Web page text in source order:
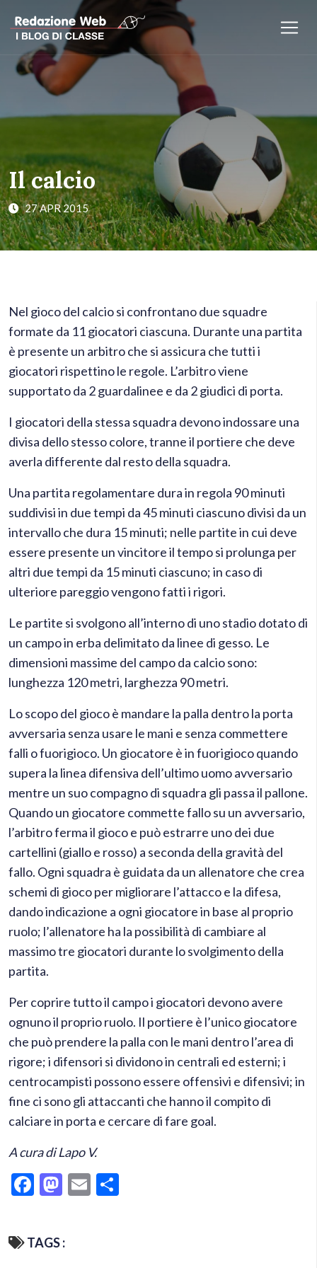
Il calcio
27 APR 2015
Nel gioco del calcio si confrontano due squadre
formate da 11 giocatori ciascuna. Durante una partita
è presente un arbitro che si assicura che tutti i
giocatori rispettino le regole. L’arbitro viene
supportato da 2 guardalinee e da 2 giudici di porta.
I giocatori della stessa squadra devono indossare una
divisa dello stesso colore, tranne il portiere che deve
averla differente dal resto della squadra.
Una partita regolamentare dura in regola 90 minuti
suddivisi in due tempi da 45 minuti ciascuno divisi da un
intervallo che dura 15 minuti; nelle partite in cui deve
essere presente un vincitore il tempo si prolunga per
altri due tempi da 15 minuti ciascuno; in caso di
ulteriore pareggio vengono fatti i rigori.
Le partite si svolgono all’interno di uno stadio dotato di
un campo in erba delimitato da linee di gesso. Le
dimensioni massime del campo da calcio sono:
lunghezza 120 metri, larghezza 90 metri.
Lo scopo del gioco è mandare la palla dentro la porta
avversaria senza usare le mani e senza commettere
falli o fuorigioco. Un giocatore è in fuorigioco quando
supera la linea difensiva dell’ultimo uomo avversario
mentre un suo compagno di squadra gli passa il pallone.
Quando un giocatore commette fallo su un avversario,
l’arbitro ferma il gioco e può estrarre uno dei due
cartellini (giallo e rosso) a seconda della gravità del
fallo. Ogni squadra è guidata da un allenatore che crea
schemi di gioco per migliorare l’attacco e la difesa,
dando indicazione a ogni giocatore in base al proprio
ruolo; l’allenatore ha la possibilità di cambiare al
massimo tre giocatori durante lo svolgimento della
partita.
Per coprire tutto il campo i giocatori devono avere
ognuno il proprio ruolo. Il portiere è l’unico giocatore
che può prendere la palla con le mani dentro l’area di
rigore; i difensori si dividono in centrali ed esterni; i
centrocampisti possono essere offensivi e difensivi; in
fine ci sono gli attaccanti che hanno il compito di
calciare in porta e cercare di fare goal.
A cura di Lapo V.
Facebook
Mastodon
Email
TAGS :